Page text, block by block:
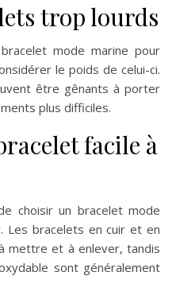
trop lourds
mode marine pour
le poids de celui-ci.
être gênants à porter
plus difficiles.
facile à
choisir un bracelet mode
Les bracelets en cuir et en
mettre et à enlever, tandis
sont généralement